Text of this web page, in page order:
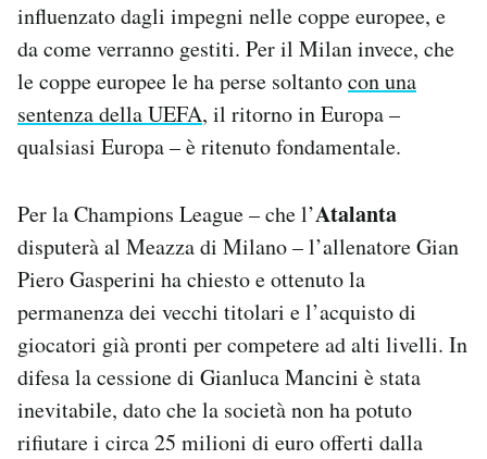
influenzato dagli impegni nelle coppe europee, e
da come verranno gestiti. Per il Milan invece, che
le coppe europee le ha perse soltantocon una
sentenza della UEFA, il ritorno in Europa –
qualsiasi Europa – è ritenuto fondamentale.
Per la Champions League – che l’Atalanta
disputerà al Meazza di Milano – l’allenatore Gian
Piero Gasperini ha chiesto e ottenuto la
permanenza dei vecchi titolari e l’acquisto di
giocatori già pronti per competere ad alti livelli. In
difesa la cessione di Gianluca Mancini è stata
inevitabile, dato che la società non ha potuto
rifiutare i circa 25 milioni di euro offerti dalla